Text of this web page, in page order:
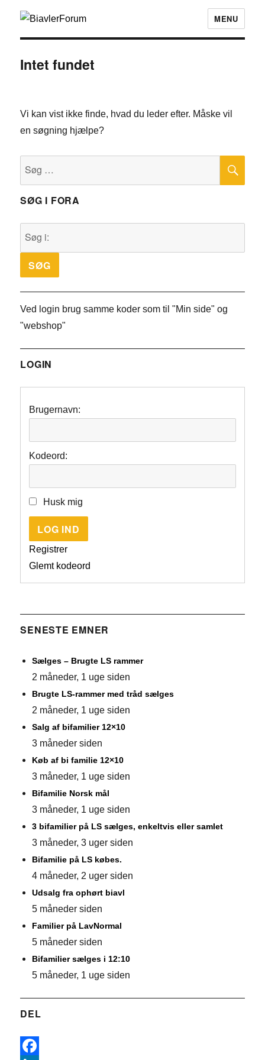
MENU
Intet fundet
Vi kan vist ikke finde, hvad du leder efter. Måske vil
en søgning hjælpe?
SØG I FORA
Ved login brug samme koder som til "Min side" og
"webshop"
LOGIN
Brugernavn:
Kodeord:
Husk mig
LOG IND
Registrer
Glemt kodeord
SENESTE EMNER
Sælges – Brugte LS rammer
2 måneder, 1 uge siden
Brugte LS-rammer med tråd sælges
2 måneder, 1 uge siden
Salg af bifamilier 12×10
3 måneder siden
Køb af bi familie 12×10
3 måneder, 1 uge siden
Bifamilie Norsk mål
3 måneder, 1 uge siden
3 bifamilier på LS sælges, enkeltvis eller samlet
3 måneder, 3 uger siden
Bifamilie på LS købes.
4 måneder, 2 uger siden
Udsalg fra ophørt biavl
5 måneder siden
Familier på LavNormal
5 måneder siden
Bifamilier sælges i 12:10
5 måneder, 1 uge siden
DEL